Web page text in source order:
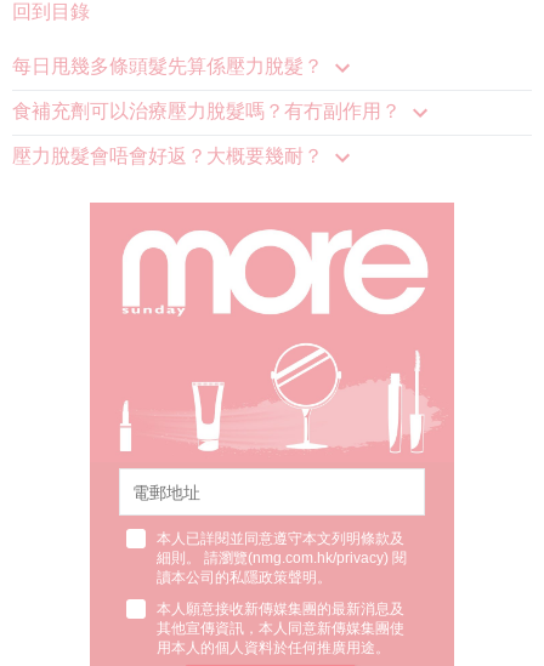
回到目錄
每日甩幾多條頭髮先算係壓力脫髮？
食補充劑可以治療壓力脫髮嗎？有冇副作用？
壓力脫髮會唔會好返？大概要幾耐？
本人已詳閱並同意遵守本文列明條款及
細則。 請瀏覽(nmg.com.hk/privacy) 閱
讀本公司的私隱政策聲明。
本人願意接收新傳媒集團的最新消息及
其他宣傳資訊，本人同意新傳媒集團使
用本人的個人資料於任何推廣用途。